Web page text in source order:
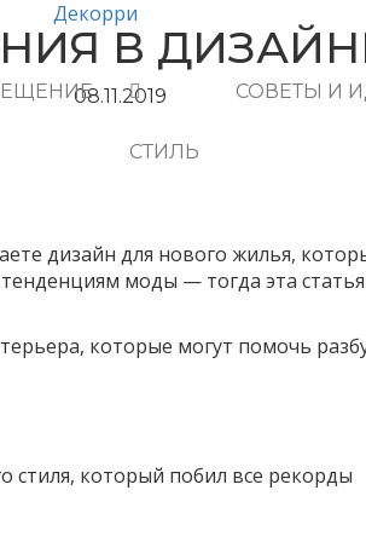
Декорри
СТИЛЬ
СОВЕТЫ И
В
08.11.2019
дизайн для нового жилья,
моды — тогда эта
которые могут помочь
стиля, который побил все рекорды